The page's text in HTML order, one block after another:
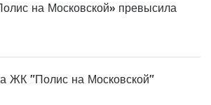
на Московской» превысила
ЖК "Полис на Московской"